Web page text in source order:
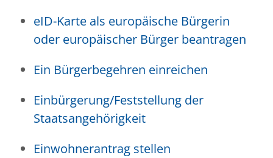
eID-Karte als europäische Bürgerin
oder europäischer Bürger beantragen
Ein Bürgerbegehren einreichen
Einbürgerung/Feststellung der
Staatsangehörigkeit
Einwohnerantrag stellen